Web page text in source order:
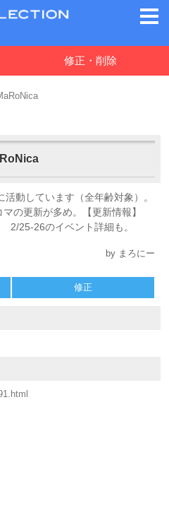
修正・削除
動しています（全年齢対象）。
の更新が多め。【更新情報】
25-26のイベント詳細も。
by まろにー
修正